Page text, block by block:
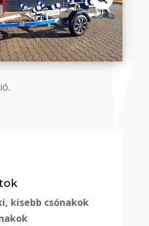
kisebb csónakok